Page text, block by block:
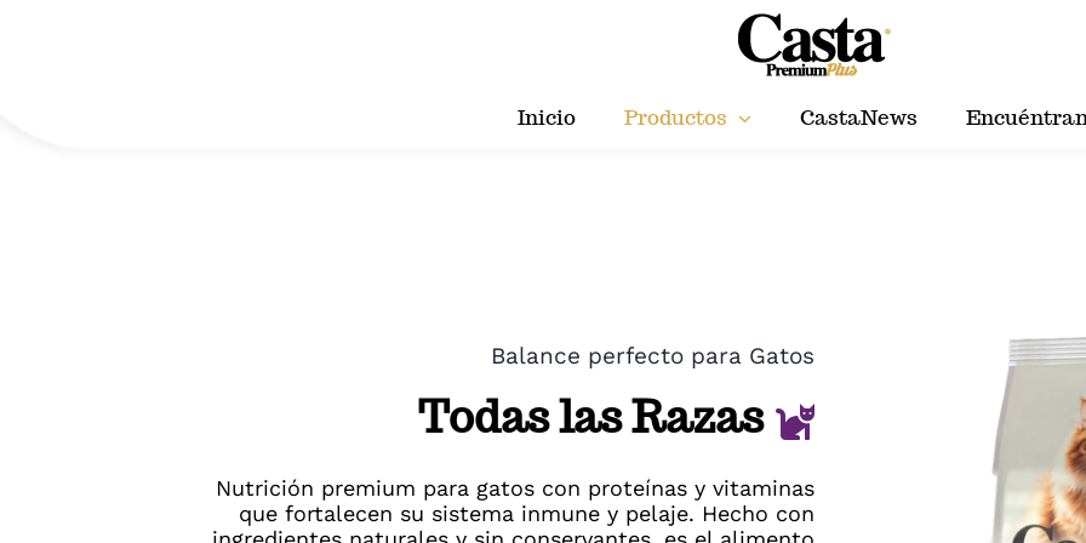
Inicio Productos CastaNews
Balance perfecto para Gatos
Todas las Razas
Nutrición premium para gatos con proteínas y vitaminas
que fortalecen su sistema inmune y pelaje. Hecho con